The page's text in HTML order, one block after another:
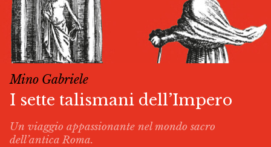
Mino Gabriele
I sette talismani dell’Impero
Un viaggio appassionante nel mondo sacro
dell’antica Roma.